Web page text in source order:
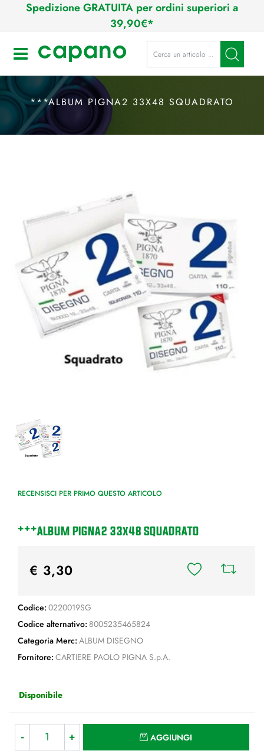
Spedizione GRATUITA per ordini superiori a
39,90€*
Open La modifica di un filtro
***ALBUM PIGNA2 33X48 SQUADRATO
RECENSISCI PER PRIMO QUESTO ARTICOLO
***ALBUM PIGNA2 33x48 SQUADRATO
€ 3,30
Codice: 0220019SG
Codice alternativo: 8005235465824
Categoria Merc: ALBUM DISEGNO
Fornitore: CARTIERE PAOLO PIGNA S.p.A.
Disponibile
AGGIUNGI